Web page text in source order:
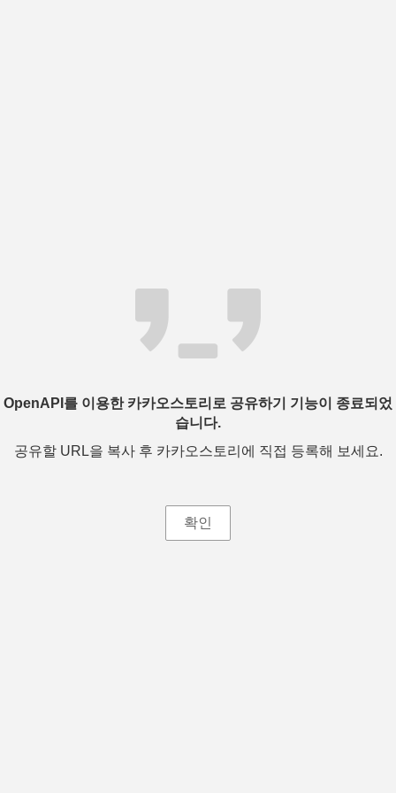
OpenAPI를 이용한 카카오스토리로 공유하기 기능이 종료되었
습니다.
공유할 URL을 복사 후 카카오스토리에 직접 등록해 보세요.
확인